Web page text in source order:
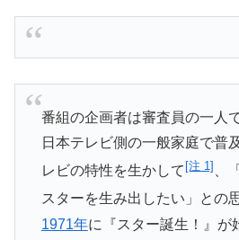
番組の企画者は審査員の一人
日本テレビ側の一般家庭で普
レビの特性を生かして [注 1]
、
スターを生み出したい」との
1971年に『スター誕生！』が